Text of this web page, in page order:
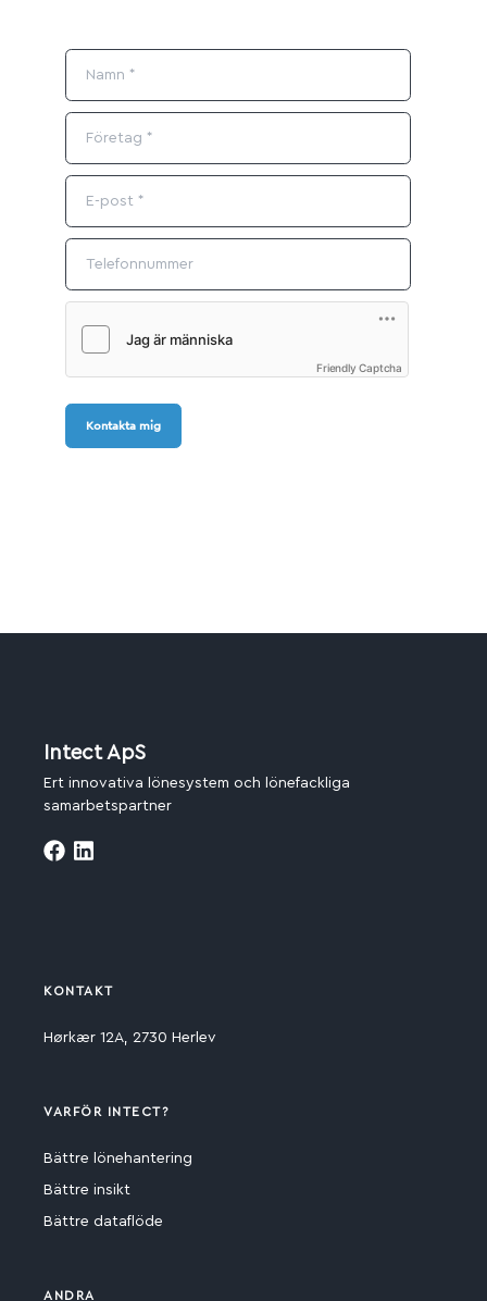
Friendly Captcha
Kontakta mig
Intect ApS
Ert innovativa lönesystem och lönefackliga
samarbetspartner
KONTAKT
Hørkær 12A, 2730 Herlev
VARFÖR INTECT?
Bättre lönehantering
Bättre insikt
Bättre dataflöde
ANDRA